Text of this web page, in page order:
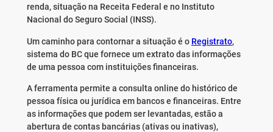
renda, situação na Receita Federal e no Instituto
Nacional do Seguro Social (INSS).
Um caminho para contornar a situação é o Registrato,
sistema do BC que fornece um extrato das informações
de uma pessoa com instituições financeiras.
A ferramenta permite a consulta online do histórico de
pessoa física ou jurídica em bancos e financeiras. Entre
as informações que podem ser levantadas, estão a
abertura de contas bancárias (ativas ou inativas),